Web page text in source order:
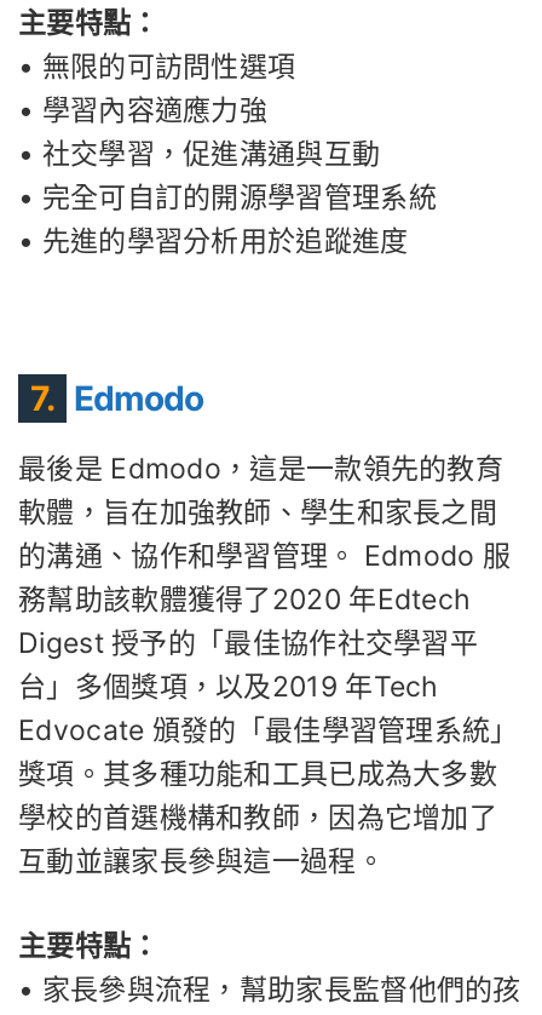
主要特點：
• 無限的可訪問性選項
• 學習內容適應力強
• 社交學習，促進溝通與互動
• 完全可自訂的開源學習管理系統
• 先進的學習分析用於追蹤進度
7. Edmodo
最後是 Edmodo，這是一款領先的教育
軟體，旨在加強教師、學生和家長之間
的溝通、協作和學習管理。 Edmodo 服
務幫助該軟體獲得了2020 年Edtech
Digest 授予的「最佳協作社交學習平
台」多個獎項，以及2019 年Tech
Edvocate 頒發的「最佳學習管理系統」
獎項。其多種功能和工具已成為大多數
學校的首選機構和教師，因為它增加了
互動並讓家長參與這一過程。
主要特點：
• 家長參與流程，幫助家長監督他們的孩